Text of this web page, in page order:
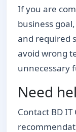
If you are
business
and required
avoid wrong
unnecessary
Need
Contact BD IT